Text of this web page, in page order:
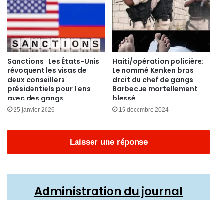
Sanctions : Les États-Unis
révoquent les visas de
deux conseillers
présidentiels pour liens
avec des gangs
25 janvier 2026
Haiti/opération policière:
Le nommé Kenken bras
droit du chef de gangs
Barbecue mortellement
blessé
15 décembre 2024
Laisser une réponse
Administration du journal